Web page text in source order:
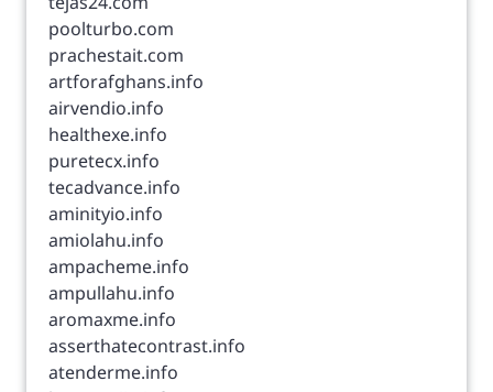
poolturbo.com
prachestait.com
artforafghans.info
airvendio.info
healthexe.info
puretecx.info
tecadvance.info
aminityio.info
amiolahu.info
ampacheme.info
ampullahu.info
aromaxme.info
asserthatecontrast.info
atenderme.info